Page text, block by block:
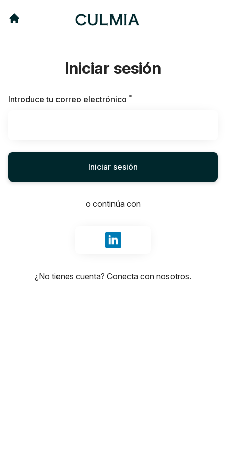
Iniciar sesión
Introduce tu correo electrónico *
Iniciar sesión
o continúa con
Iniciar sesión con LinkedIn
¿No tienes cuenta? Conecta con nosotros.